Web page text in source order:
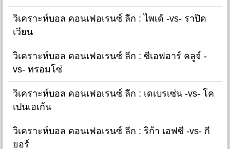
วิเคราะห์บอล คอนเฟอเรนซ์ ลีก : ไพเด้ -vs- ราปิด
เวียน
วิเคราะห์บอล คอนเฟอเรนซ์ ลีก : ซีเอฟอาร์ คลูจ์ -
vs- ทรอมโซ่
วิเคราะห์บอล คอนเฟอเรนซ์ ลีก : เดเบรเซ่น -vs- โค
เปนเฮเก้น
วิเคราะห์บอล คอนเฟอเรนซ์ ลีก : ริก้า เอฟซี -vs- กี
ยอร์